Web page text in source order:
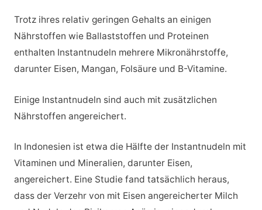
Trotz ihres relativ geringen Gehalts an einigen
Nährstoffen wie Ballaststoffen und Proteinen
enthalten Instantnudeln mehrere Mikronährstoffe,
darunter Eisen, Mangan, Folsäure und B-Vitamine.
Einige Instantnudeln sind auch mit zusätzlichen
Nährstoffen angereichert.
In Indonesien ist etwa die Hälfte der Instantnudeln mit
Vitaminen und Mineralien, darunter Eisen,
angereichert. Eine Studie fand tatsächlich heraus,
dass der Verzehr von mit Eisen angereicherter Milch